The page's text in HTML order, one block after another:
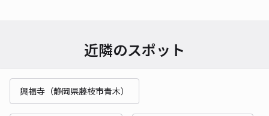
近隣のスポット
興福寺（静岡県藤枝市青木）